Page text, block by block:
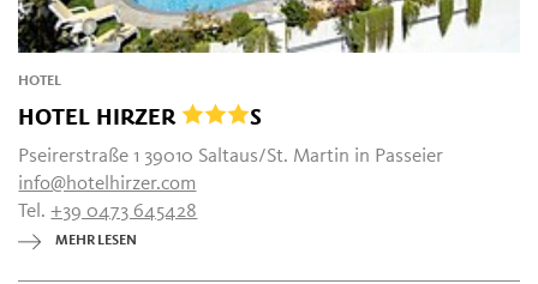
HOTEL
HOTEL HIRZER S
Pseirerstraße 1 39010 Saltaus/St. Martin in Passeier
info@hotelhirzer.com
Tel.+39 0473 645428
MEHR LESEN